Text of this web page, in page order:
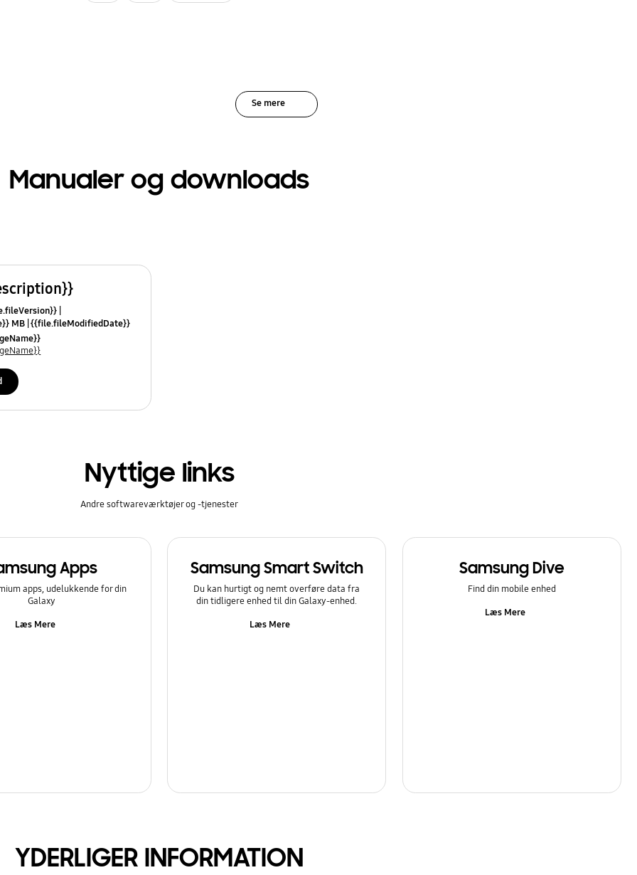
Se mere
Manualer og downloads
MB {{file.fileModifiedDate}}
Nyttige links
Andre softwareværktøjer og -tjenester
Apps
apps, udelukkende for din
Galaxy
Læs Mere
Samsung Smart Switch
Du kan hurtigt og nemt overføre data fra
din tidligere enhed til din Galaxy-enhed.
Læs Mere
Samsung Dive
Find din mobile enhed
Læs Mere
YDERLIGER INFORMATION